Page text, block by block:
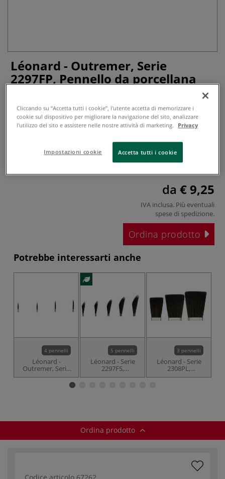
Léonard - Outremer, Serie
2297FP, Pennello da porcellana
Il pennello tondo per porcellana Léonard Outremer, serie
2297FP è ideale per i lavori di precisione e di dettaglio più
impegnativi. Questo pennello di alta qualità è realizzato in
resistente pelo sintetico che imita le proprietà delle fibre
da € 9,25
IVA inclusa. Più eventuali
spese di spedizione.
Ordina prodotto
Potrebbe interessarti anche
4 pennelli
Léonard -
Outremer, Serie
2297RL, Pennello
5 pennelli
Léonard - Serie
2297FS,
Outremer,
3 pennelli
Léonard - Serie
2308PL,
Outremer,
Ordina prodotto
Cliccando su “Accetta tutti i cookie”, l'utente accetta di memorizzare i
cookie sul dispositivo per migliorare la navigazione del sito, analizzare
l'utilizzo del sito e assistere nelle nostre attività di marketing.
Privacy
Impostazioni cookie Accetta tutti i cookie